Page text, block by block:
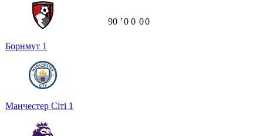
Борнмут 1
Манчестер Сіті 1
90 ʼ0 0 00